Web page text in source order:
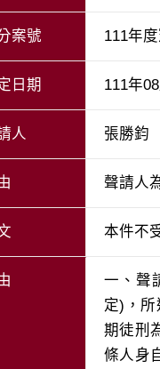
案號 111年
日期 111年
人 張勝鈞
聲請人
本件不
一、聲
定)，
期徒刑
條人身